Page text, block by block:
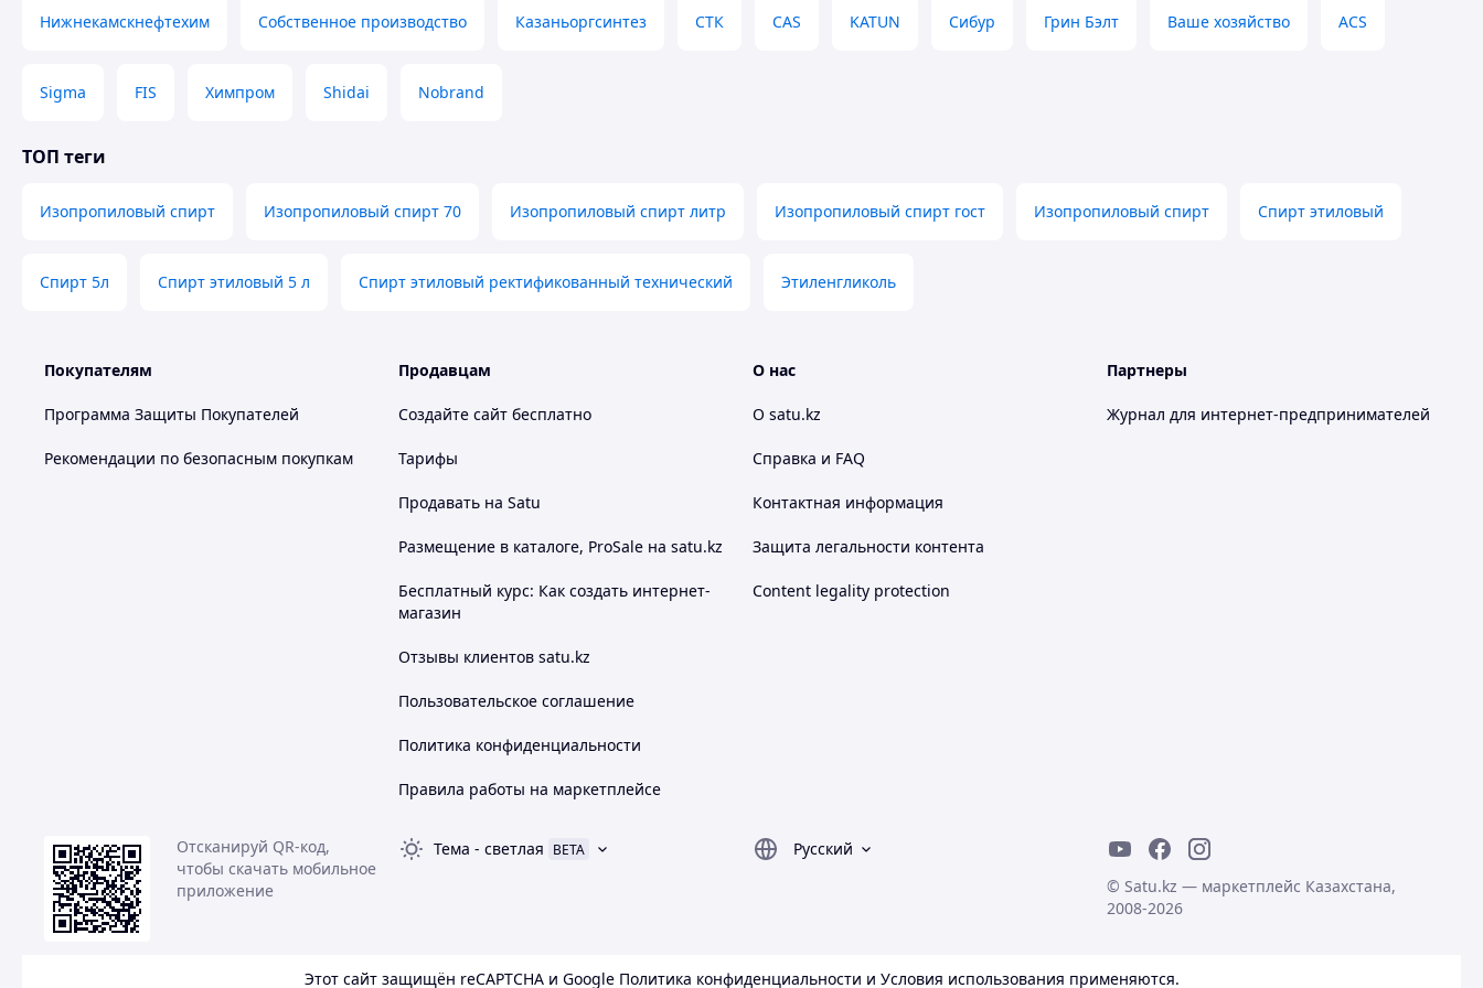
лесоперерабатывающей – для экстракции древесных смол;
химической, мебельной и парфюмерной – как растворитель эфиров, восков и многих других веществ;
Кроме этого, он применяется и во многих других областях.
Бочка - 160 кг;
- Автотранспортом;
Нижнекамскнефтехим Собственное производство Казаньоргсинтез СТК CAS KATUN Сибур Грин Бэлт Ваше хозяйство ACS
Sigma FIS Химпром Shidai Nobrand
ТОП теги
Изопропиловый спирт Изопропиловый спирт 70 Изопропиловый спирт литр Изопропиловый спирт гост Изопропиловый спирт Спирт этиловый
Спирт 5л Спирт этиловый 5 л Спирт этиловый ректификованный технический Этиленгликоль
Покупателям
Программа Защиты Покупателей
Рекомендации по безопасным покупкам
Продавцам
Создайте сайт бесплатно
Тарифы
Продавать на Satu
Размещение в каталоге, ProSale на satu.kz
Бесплатный курс: Как создать интернет-
магазин
Отзывы клиентов satu.kz
Пользовательское соглашение
Политика конфиденциальности
Правила работы на маркетплейсе
О нас
О satu.kz
Справка и FAQ
Контактная информация
Защита легальности контента
Content legality protection
Партнеры
Журнал для интернет-предпринимателей
Отсканируй QR-код,
чтобы скачать мобильное
приложение
Тема - светлая BETA
Русский
© Satu.kz — маркетплейс Казахстана,
2008-2026
Этот сайт защищён reCAPTCHA и Google Политика конфиденциальности и Условия использования применяются.